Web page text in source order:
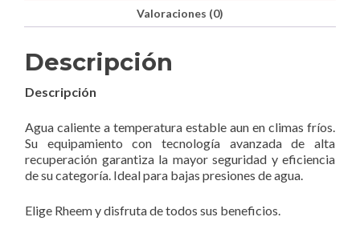
Valoraciones (0)
Descripción
Descripción
Agua caliente a temperatura estable aun en climas fríos.
Su equipamiento con tecnología avanzada de alta
recuperación garantiza la mayor seguridad y eficiencia
de su categoría. Ideal para bajas presiones de agua.
Elige Rheem y disfruta de todos sus beneficios.